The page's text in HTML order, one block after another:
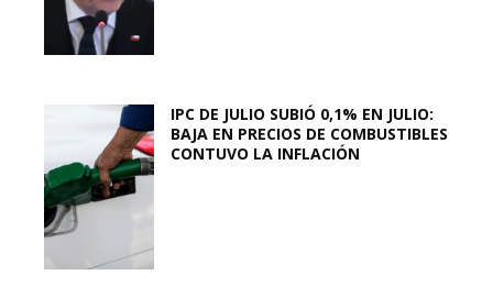
IPC DE JULIO SUBIÓ 0,1% EN JULIO:
BAJA EN PRECIOS DE COMBUSTIBLES
CONTUVO LA INFLACIÓN